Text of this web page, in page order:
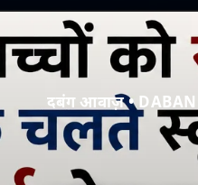
दबंग आवाज़ •